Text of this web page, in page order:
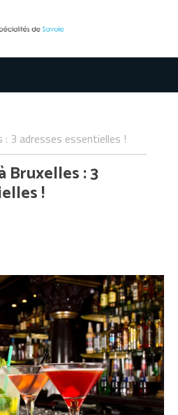
: 3 adresses essentielles !
Bruxelles : 3
!